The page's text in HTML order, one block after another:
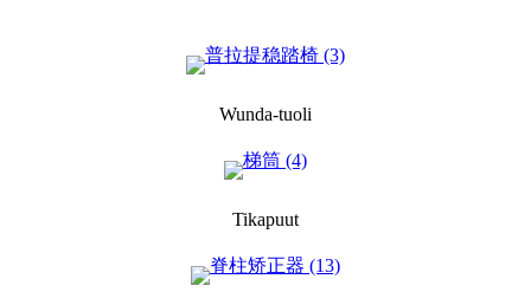
Wunda-tuoli
Tikapuut